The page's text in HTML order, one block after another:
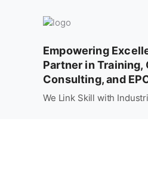
Empowering
Partner in
Consulting, and
We Link Skill with